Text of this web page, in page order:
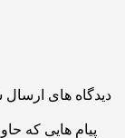
دیدگاه های
پیام هایی که